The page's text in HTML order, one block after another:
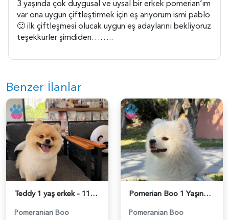
3 yaşında çok duygusal ve uysal bir erkek pomerian’ım
var ona uygun çiftleştirmek için eş arıyorum ismi pablo
🙂 ilk çiftleşmesi olucak uygun eş adaylarını bekliyoruz
teşekkürler şimdiden……..
Benzer İlanlar
Teddy 1 yaş erkek - 118984673
Pomeranian Boo
Pomerian Boo 1 Yaşında Eş Arıyor - 118984665
Pomeranian Boo